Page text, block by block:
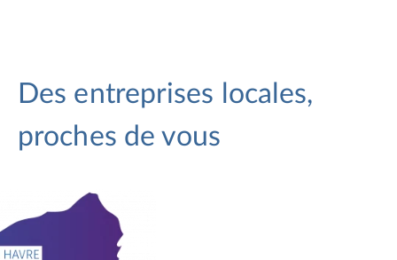
Des entreprises locales,
proches de vous